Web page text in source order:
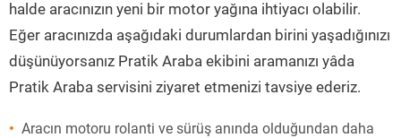
halde aracınızın yeni bir motor yağına ihtiyacı olabilir.
Eğer aracınızda aşağıdaki durumlardan birini yaşadığınızı
düşünüyorsanız Pratik Araba ekibini aramanızı yâda
Pratik Araba servisini ziyaret etmenizi tavsiye ederiz.
Aracın motoru rolanti ve sürüş anında olduğundan daha